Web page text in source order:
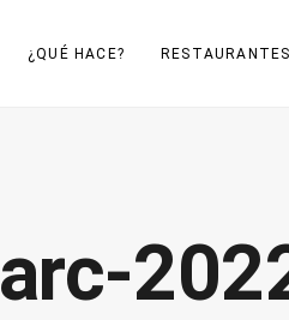
¿QUÉ HACE? RESTAURANTES